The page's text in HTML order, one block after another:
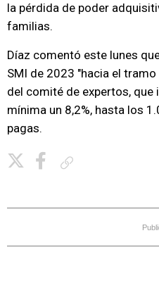
la pérdida de poder
familias.
Díaz comentó este lunes
SMI de 2023 "hacia el
del comité de expertos,
mínima un 8,2%, hasta los
pagas.